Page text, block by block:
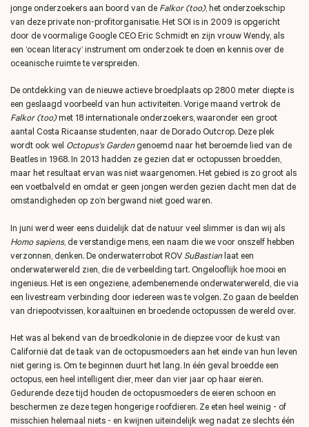
jonge onderzoekers aan boord van de Falkor (too), het onderzoekschip
van deze private non-profitorganisatie. Het SOI is in 2009 is opgericht
door de voormalige Google CEO Eric Schmidt en zijn vrouw Wendy, als
een ‘ocean literacy’ instrument om onderzoek te doen en kennis over de
oceanische ruimte te verspreiden.
De ontdekking van de nieuwe actieve broedplaats op 2800 meter diepte is
een geslaagd voorbeeld van hun activiteiten. Vorige maand vertrok de
Falkor (too)met 18 internationale onderzoekers, waaronder een groot
aantal Costa Ricaanse studenten, naar de Dorado Outcrop. Deze plek
wordt ook wel Octopus's Gardengenoemd naar het beroemde lied van de
Beatles in 1968. In 2013 hadden ze gezien dat er octopussen broedden,
maar het resultaat ervan was niet waargenomen. Het gebied is zo groot als
een voetbalveld en omdat er geen jongen werden gezien dacht men dat de
omstandigheden op zo’n bergwand niet goed waren.
In juni werd weer eens duidelijk dat de natuur veel slimmer is dan wij als
Homo sapiens, de verstandige mens, een naam die we voor onszelf hebben
verzonnen, denken. De onderwaterrobot ROV SuBastianlaat een
onderwaterwereld zien, die de verbeelding tart. Ongelooflijk hoe mooi en
ingenieus. Het is een ongeziene, adembenemende onderwaterwereld, die via
een livestream verbinding door iedereen was te volgen. Zo gaan de beelden
van driepootvissen, koraaltuinen en broedende octopussen de wereld over.
Het was al bekend van de broedkolonie in de diepzee voor de kust van
Californië dat de taak van de octopusmoeders aan het einde van hun leven
niet gering is. Om te beginnen duurt het lang. In één geval broedde een
octopus, een heel intelligent dier, meer dan vier jaar op haar eieren.
Gedurende deze tijd houden de octopusmoeders de eieren schoon en
beschermen ze deze tegen hongerige roofdieren. Ze eten heel weinig - of
misschien helemaal niets - en kwijnen uiteindelijk weg nadat ze slechts één